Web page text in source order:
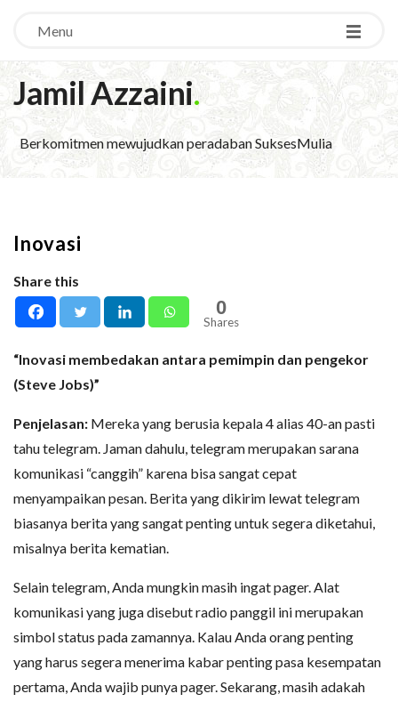
Menu
Jamil Azzaini.
Berkomitmen mewujudkan peradaban SuksesMulia
Inovasi
Share this
0
Shares
“Inovasi membedakan antara pemimpin dan pengekor
(Steve Jobs)”
Penjelasan: Mereka yang berusia kepala 4 alias 40-an pasti
tahu telegram. Jaman dahulu, telegram merupakan sarana
komunikasi “canggih” karena bisa sangat cepat
menyampaikan pesan. Berita yang dikirim lewat telegram
biasanya berita yang sangat penting untuk segera diketahui,
misalnya berita kematian.
Selain telegram, Anda mungkin masih ingat pager. Alat
komunikasi yang juga disebut radio panggil ini merupakan
simbol status pada zamannya. Kalau Anda orang penting
yang harus segera menerima kabar penting pasa kesempatan
pertama, Anda wajib punya pager. Sekarang, masih adakah